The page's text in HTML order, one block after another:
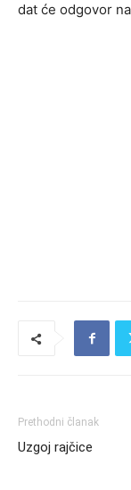
dat će odgovor
Prethodni članak
Uzgoj rajčice